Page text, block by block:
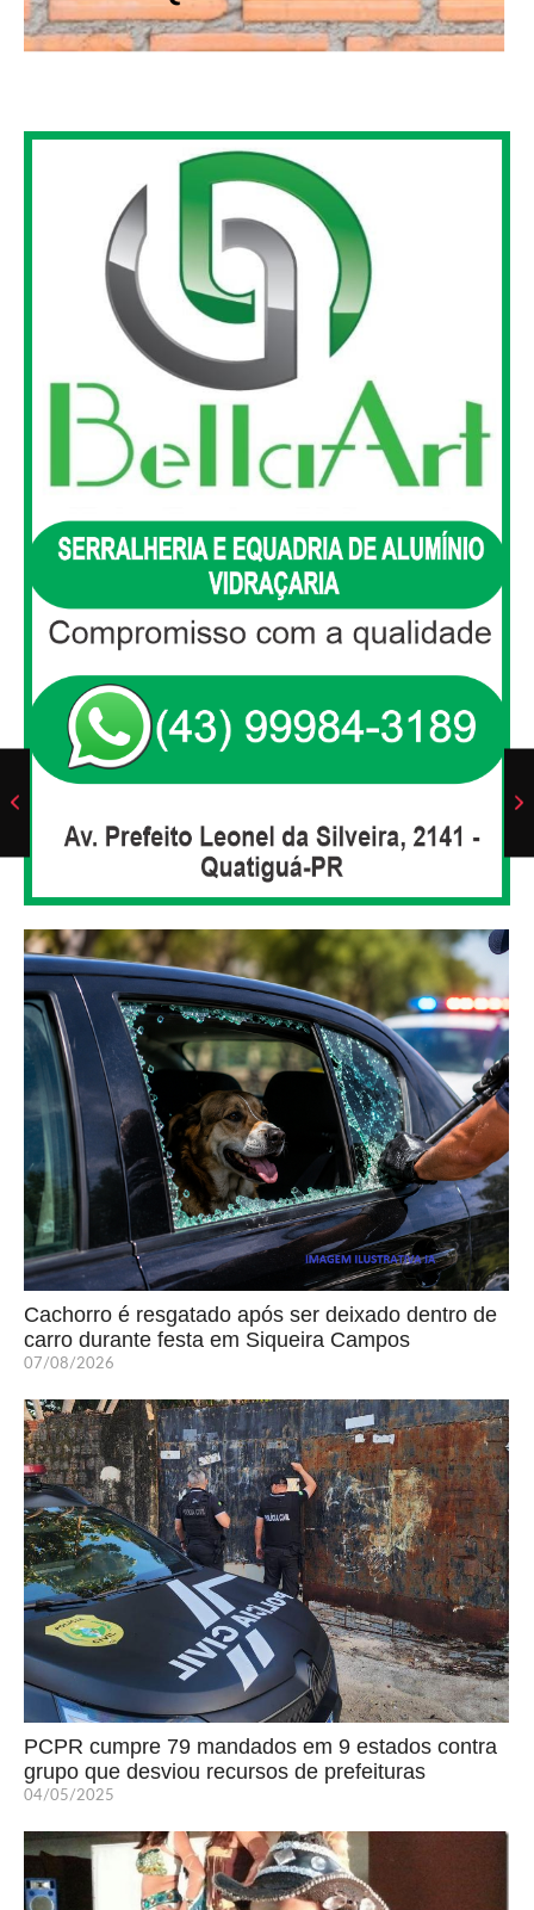
Cachorro é resgatado após ser deixado dentro de
carro durante festa em Siqueira Campos
07/08/2026
PCPR cumpre 79 mandados em 9 estados contra
grupo que desviou recursos de prefeituras
04/05/2025